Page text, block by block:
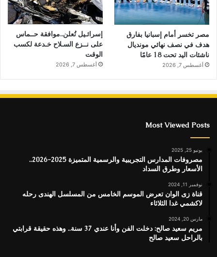
مصر تخسر أمام إسبانيا بفارق
هدف في نصف نهائي مونديال
ناشئات اليد تحت 18 عامًا
أغسطس 7, 2026
إسرائـيل تُعلن..موافقة حــماس
على نــزع السـلاح خـدعة لكسب
الوقت
أغسطس 7, 2026
Most Viewed Posts
يونيو 25, 2025
مصروفات المدارس التجريبية والرسمية المتميزة 2025-2026..
الأسعار وطرق السداد
نوفمبر 11, 2024
قناة زى الوان تعرض الموسم الخامس من المسلسل الهندى رحله
لاكشمي غدا الثلاثاء
مارس 20, 2024
مريم سعيد صالح: دخلت الفن وأنا عندي 37 سنة.. وهذه حقيقة قرابتي
بالراحل سعيد صالح